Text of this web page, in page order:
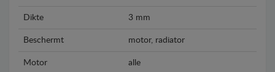
Dikte 3 mm
Beschermt motor, radiator
Motor alle